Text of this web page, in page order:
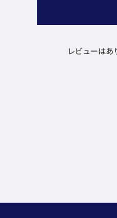
レビューはあ